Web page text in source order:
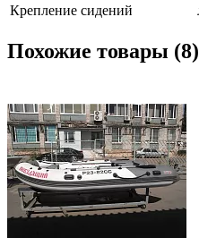
Крепление сидений
Похожие товары (8)